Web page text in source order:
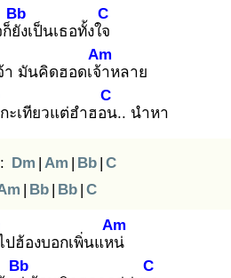
ยัง
Bb
เป็นเธอทั้งใจ
C
า มันคิดฮอดเจ้า
Am
หลาย
กะเทียวแต่ฮำฮอน
C
.. นำหา
Dm | Am | Bb | C
| Bb | Bb | C
ปฮ้องบอกเพิ่นแหน่
Am
Bb
C